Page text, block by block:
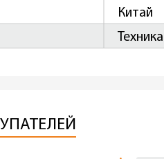
Китай